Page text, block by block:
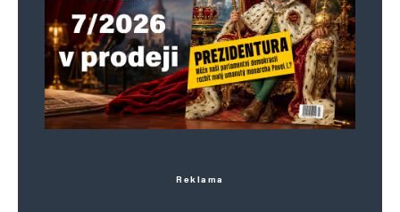
nezavazují.
Čekáme na notifikaci naší jaderky.
Restart Česka.
Snížili jsme zadlužení o 180 miliard.
EU dá na povodně 50 miliard eur.
Reklama